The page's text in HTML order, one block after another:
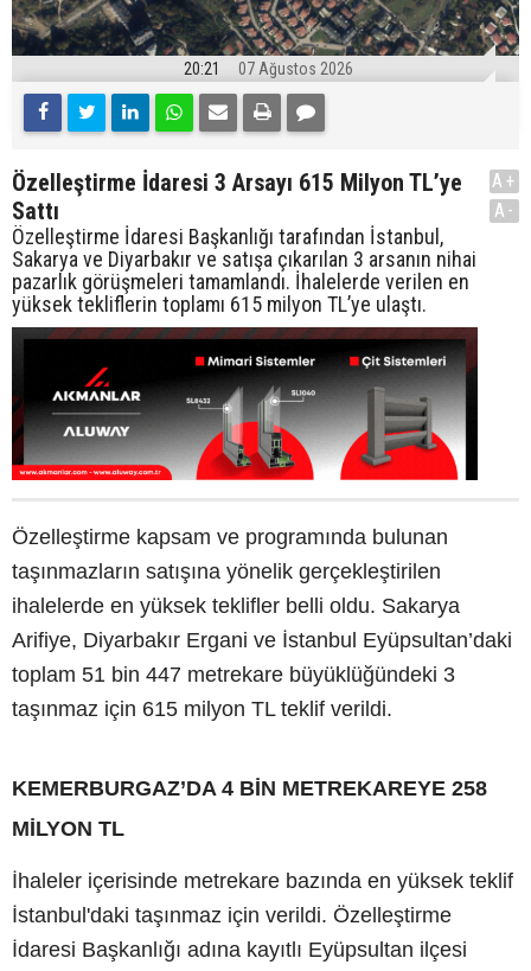
20:21 07 Ağustos 2026
Özelleştirme İdaresi 3 Arsayı 615 Milyon TL’ye
Sattı
Özelleştirme İdaresi Başkanlığı tarafından İstanbul,
Sakarya ve Diyarbakır ve satışa çıkarılan 3 arsanın nihai
pazarlık görüşmeleri tamamlandı. İhalelerde verilen en
yüksek tekliflerin toplamı 615 milyon TL’ye ulaştı.
A+
A-
Özelleştirme kapsam ve programında bulunan
taşınmazların satışına yönelik gerçekleştirilen
ihalelerde en yüksek teklifler belli oldu. Sakarya
Arifiye, Diyarbakır Ergani ve İstanbul Eyüpsultan’daki
toplam 51 bin 447 metrekare büyüklüğündeki 3
taşınmaz için 615 milyon TL teklif verildi.
KEMERBURGAZ’DA 4 BİN METREKAREYE 258
MİLYON TL
İhaleler içerisinde metrekare bazında en yüksek teklif
İstanbul'daki taşınmaz için verildi. Özelleştirme
İdaresi Başkanlığı adına kayıtlı Eyüpsultan ilçesi